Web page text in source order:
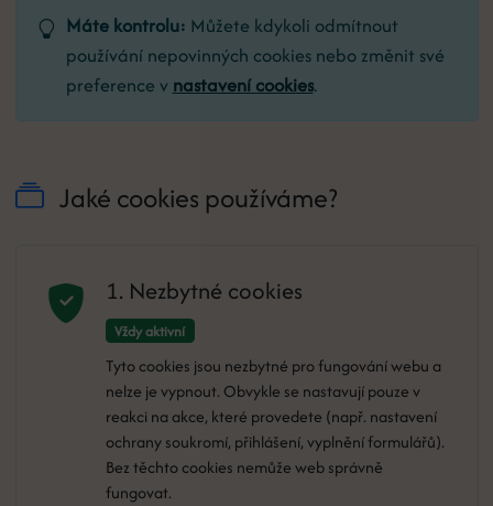
Máte kontrolu: Můžete kdykoli odmítnout
používání nepovinných cookies nebo změnit své
preference v nastavení cookies.
Jaké cookies používáme?
1. Nezbytné cookies
Vždy aktivní
Tyto cookies jsou nezbytné pro fungování webu a
nelze je vypnout. Obvykle se nastavují pouze v
reakci na akce, které provedete (např. nastavení
ochrany soukromí, přihlášení, vyplnění formulářů).
Bez těchto cookies nemůže web správně
fungovat.